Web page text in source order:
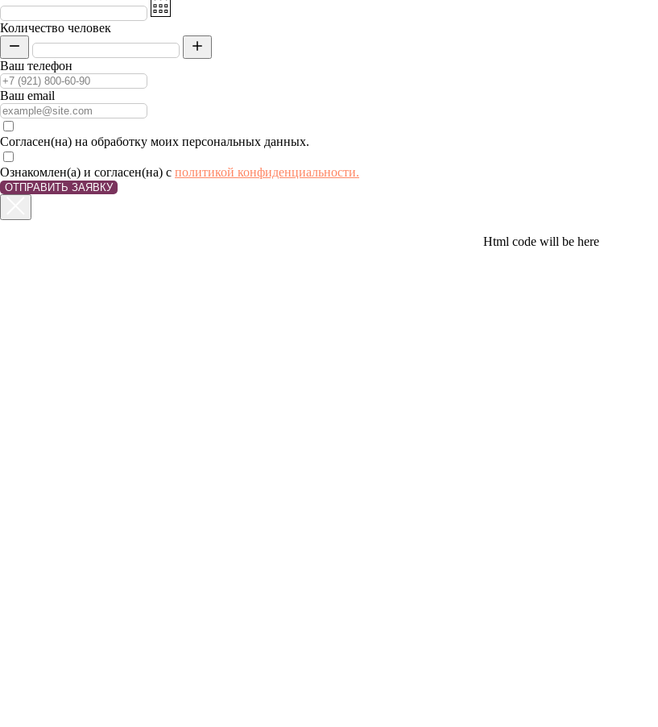
Количество человек
Ваш телефон
Ваш email
Согласен(на) на обработку моих персональных данных.
Ознакомлен(а) и согласен(на) с политикой конфиденциальности.
ОТПРАВИТЬ ЗАЯВКУ
Html code will be here